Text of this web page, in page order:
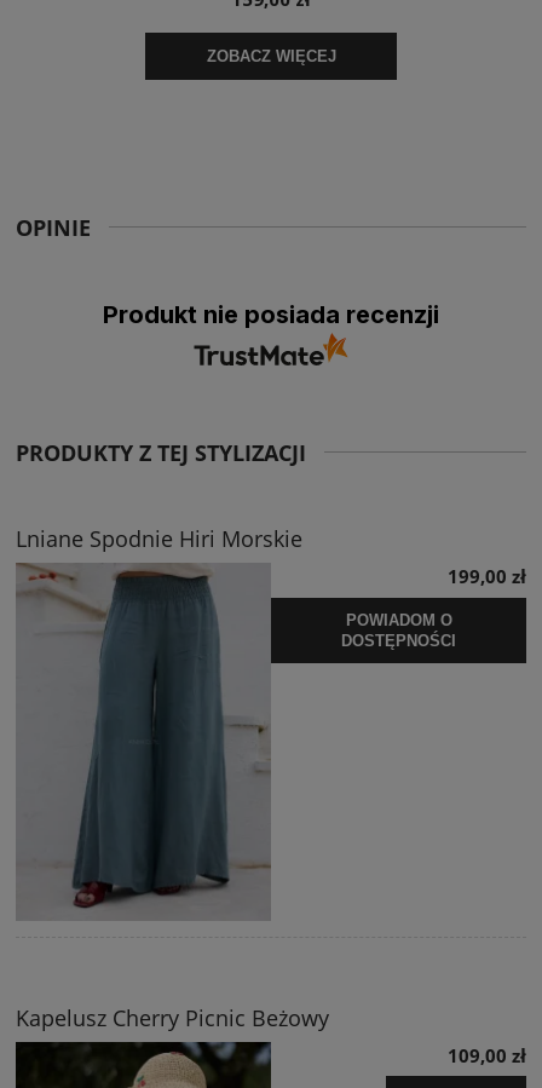
OPINIE
Produkt nie posiada recenzji
PRODUKTY Z TEJ STYLIZACJI
Lniane Spodnie Hiri Morskie
199,00 zł
POWIADOM O
DOSTĘPNOŚCI
Kapelusz Cherry Picnic Beżowy
109,00 zł